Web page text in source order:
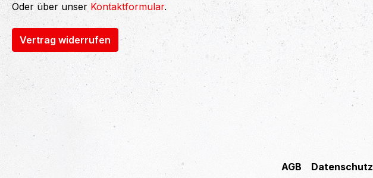
Oder über unser Kontaktformular.
Vertrag widerrufen
AGB Datenschutz